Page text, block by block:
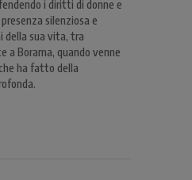
i diritti di donne e
silenziosa e
della sua vita, tra
a Borama, quando venne
ha fatto della